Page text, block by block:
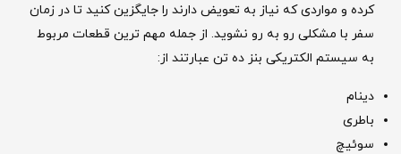
کرده و مواردی که نیاز به تعویض دارند را جایگزین کنید تا در زمان
سفر با مشکلی رو به رو نشوید. از جمله مهم ترین قطعات مربوط
به سیستم الکتریکی بنز ده تن عبارتند از:
دینام
باطری
سوئیچ